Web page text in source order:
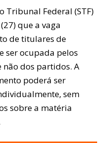
Tribunal Federal (STF)
que a vaga
de titulares de
ser ocupada pelos
não dos partidos. A
poderá ser
sem
sobre a matéria